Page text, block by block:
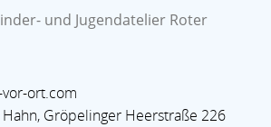
und Jugendatelier Roter
ort.com
Gröpelinger Heerstraße 226